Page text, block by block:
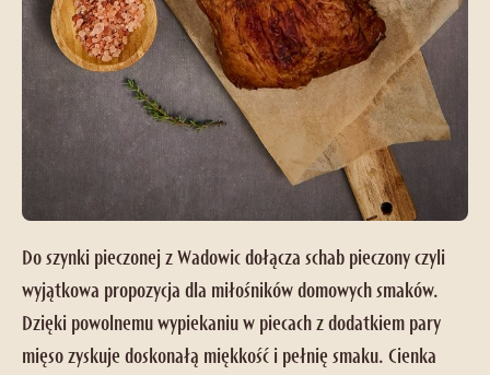
Do szynki pieczonej z Wadowic dołącza schab pieczony czyli
wyjątkowa propozycja dla miłośników domowych smaków.
Dzięki powolnemu wypiekaniu w piecach z dodatkiem pary
mięso zyskuje doskonałą miękkość i pełnię smaku. Cienka